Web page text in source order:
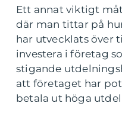
Ett annat viktigt
där man tittar på
har utvecklats över
investera i företag
stigande
att företaget har
betala ut höga